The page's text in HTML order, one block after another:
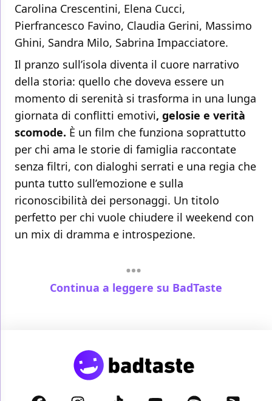
Carolina Crescentini, Elena Cucci,
Pierfrancesco Favino, Claudia Gerini, Massimo
Ghini, Sandra Milo, Sabrina Impacciatore.
Il pranzo sull’isola diventa il cuore narrativo
della storia: quello che doveva essere un
momento di serenità si trasforma in una lunga
giornata di conflitti emotivi, gelosie e verità
scomode. È un film che funziona soprattutto
per chi ama le storie di famiglia raccontate
senza filtri, con dialoghi serrati e una regia che
punta tutto sull’emozione e sulla
riconoscibilità dei personaggi. Un titolo
perfetto per chi vuole chiudere il weekend con
un mix di dramma e introspezione.
Continua a leggere su BadTaste